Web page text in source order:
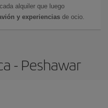
alquiler que luego
y experiencias de ocio.
- Peshawar